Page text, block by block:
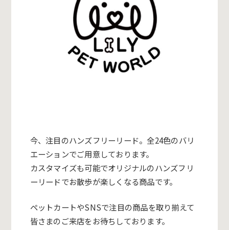
今、注目のハンズフリーリード。 全24色のバリ
エーションでご用意しております。
カスタマイズも可能でオリジナルのハンズフリ
ーリードでお散歩が楽しくなる商品です。
ペットカートやSNSで注目の商品を取り揃えて
皆さまのご来店をお待ちしております。